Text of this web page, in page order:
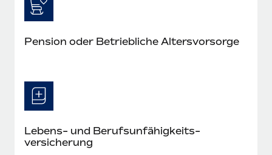
Pension oder Betriebliche Altersvorsorge
Lebens- und Berufs­unfähig­keits­
versicherung